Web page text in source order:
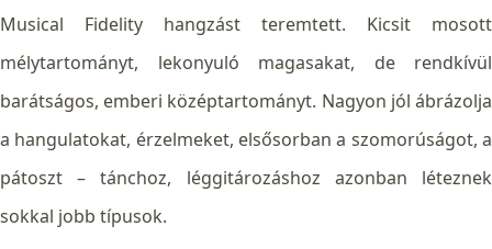
Musical Fidelity hangzást teremtett. Kicsit mosott
mélytartományt, lekonyuló magasakat, de rendkívül
barátságos, emberi középtartományt. Nagyon jól ábrázolja
a hangulatokat, érzelmeket, elsősorban a szomorúságot, a
pátoszt – tánchoz, léggitározáshoz azonban léteznek
sokkal jobb típusok.